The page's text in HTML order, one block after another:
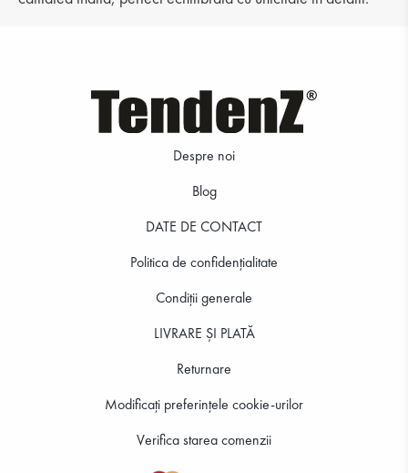
Despre noi
Blog
DATE DE CONTACT
Politica de confidenţialitate
Condiții generale
LIVRARE ȘI PLATĂ
Returnare
Modificați preferințele cookie-urilor
Verifica starea comenzii